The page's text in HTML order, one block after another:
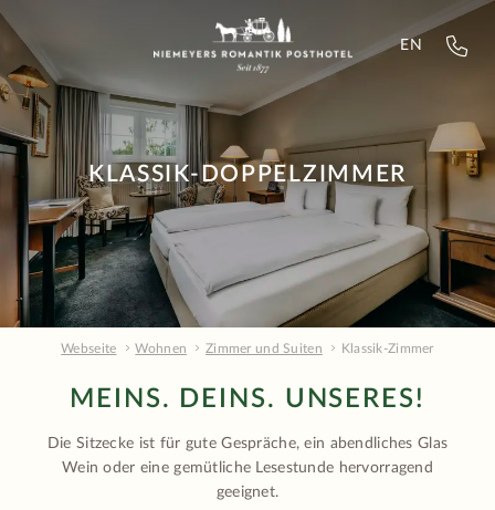
EN
KLASSIK-DOPPELZIMMER
Webseite Wohnen Zimmer und Suiten Klassik-Zimmer
MEINS. DEINS. UNSERES!
Die Sitzecke ist für gute Gespräche, ein abendliches Glas
Wein oder eine gemütliche Lesestunde hervorragend
geeignet.